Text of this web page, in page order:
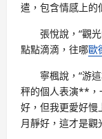
遣，包含情感上的
張悅說，“觀
點點滴滴，往哪歐
寧楓說，“游
秤的個人表演**，
好，但我更愛好慢
月靜好，這才是觀